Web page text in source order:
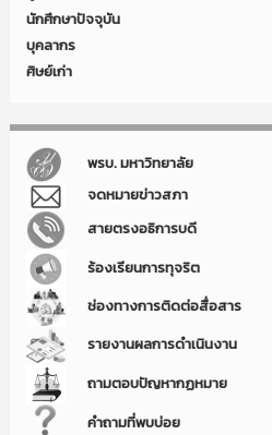
นักศึกษาปัจจุบัน
บุคลากร
ศิษย์เก่า
พรบ. มหาวิทยาลัย
จดหมายข่าวสภา
สายตรงอธิการบดี
ร้องเรียนการทุจริต
ช่องทางการติดต่อสื่อสาร
รายงานผลการดำเนินงาน
ถามตอบปัญหากฏหมาย
คำถามที่พบบ่อย